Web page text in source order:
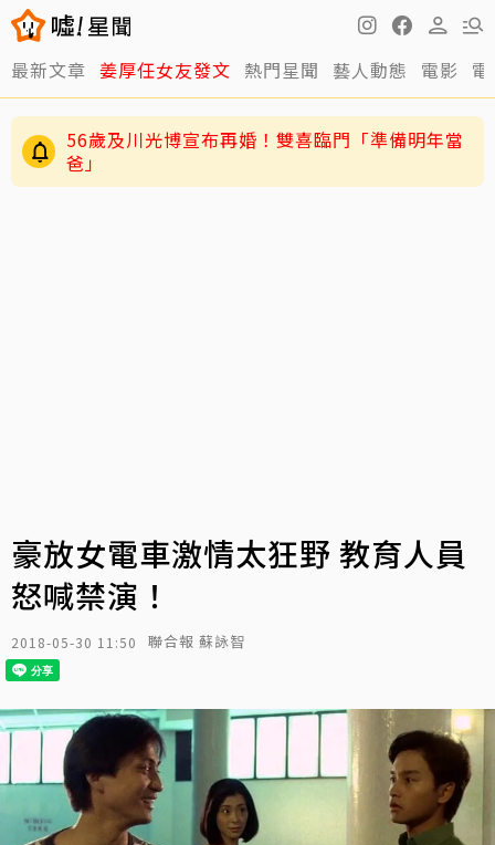
最新文章 姜厚任女友發文 熱門星聞 藝人動態 電影
56歲及川光博宣布再婚！雙喜臨門「準備明年當
爸」
豪放女電車激情太狂野 教育人員
怒喊禁演！
2018-05-30 11:50 聯合報 蘇詠智